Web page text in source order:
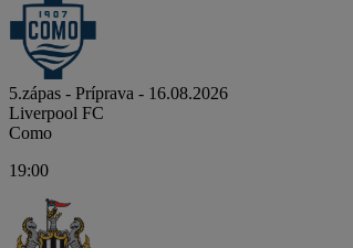
5.zápas - Príprava - 16.08.2026
Liverpool FC
Como
19:00